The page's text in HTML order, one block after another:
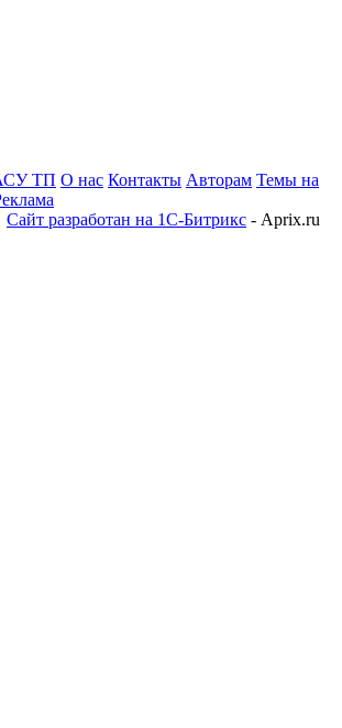
ТП О нас Контакты Авторам Темы на
Сайт разработан на 1С-Битрикс - Aprix.ru